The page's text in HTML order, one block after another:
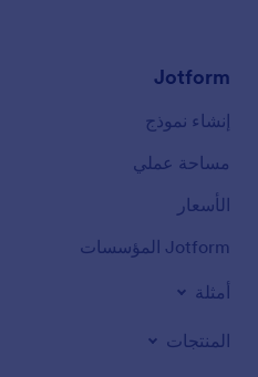
Jotform
إنشاء نموذج
مساحة عملي
الأسعار
Jotform المؤسسات
أمثلة
المنتجات